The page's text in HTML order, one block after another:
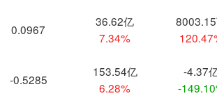
0.0967
36.62亿
7.34%
-0.5285
153.54亿
6.28%
-4.37
-